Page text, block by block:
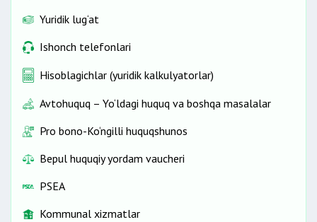
Yuridik lug‘at
Ishonch telefonlari
Hisoblagichlar (yuridik kalkulyatorlar)
Avtohuquq – Yo‘ldagi huquq va boshqa masalalar
Pro bono-Ko‘ngilli huquqshunos
Bepul huquqiy yordam vaucheri
PSEA
Kommunal xizmatlar